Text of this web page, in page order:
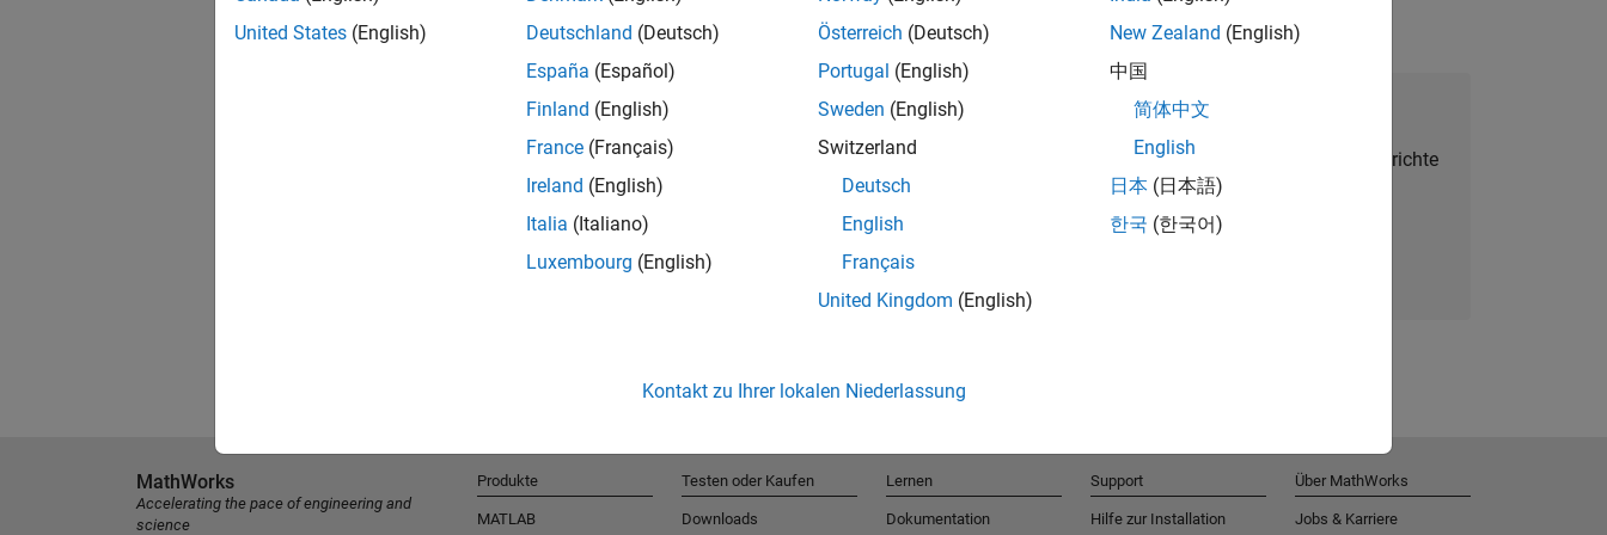
Talent Network beitreten
Erhalten Sie personalisierte Stellenangebote, Berichte
und Unternehmensneuigkeiten.
United States (English)
Deutschland (Deutsch)
España (Español)
Finland (English)
France (Français)
Ireland (English)
Italia (Italiano)
Luxembourg (English)
Österreich (Deutsch)
Portugal (English)
Sweden (English)
Switzerland
Deutsch
English
Français
United Kingdom (English)
New Zealand (English)
中国
简体中文
English
日本 (日本語)
한국 (한국어)
Kontakt zu Ihrer lokalen Niederlassung
MathWorks
Accelerating the pace of engineering and
science
Produkte
MATLAB
Testen oder Kaufen
Downloads
Lernen
Dokumentation
Support
Hilfe zur Installation
Über MathWorks
Jobs & Karriere